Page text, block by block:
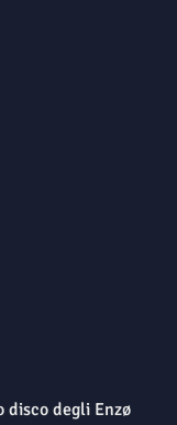
disco degli Enzø